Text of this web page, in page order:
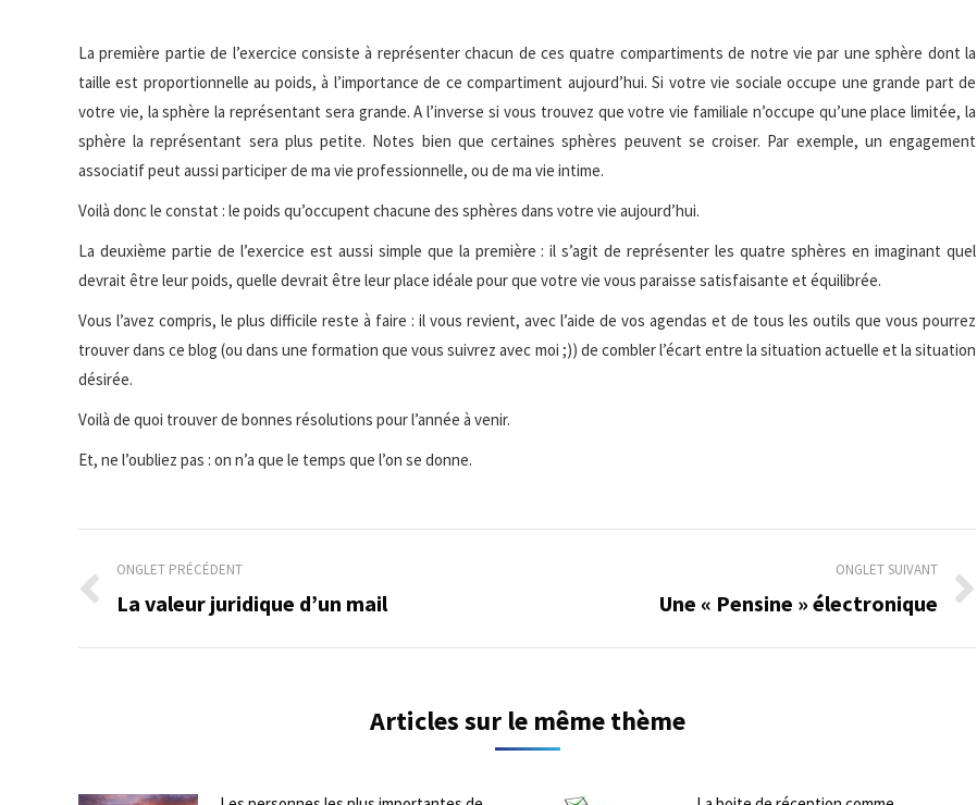
La première partie de l’exercice consiste à représenter chacun de ces quatre compartiments de notre vie par une sphère dont la
taille est proportionnelle au poids, à l’importance de ce compartiment aujourd’hui. Si votre vie sociale occupe une grande part de
votre vie, la sphère la représentant sera grande. A l’inverse si vous trouvez que votre vie familiale n’occupe qu’une place limitée, la
sphère la représentant sera plus petite. Notes bien que certaines sphères peuvent se croiser. Par exemple, un engagement
associatif peut aussi participer de ma vie professionnelle, ou de ma vie intime.
Voilà donc le constat : le poids qu’occupent chacune des sphères dans votre vie aujourd’hui.
La deuxième partie de l’exercice est aussi simple que la première : il s’agit de représenter les quatre sphères en imaginant quel
devrait être leur poids, quelle devrait être leur place idéale pour que votre vie vous paraisse satisfaisante et équilibrée.
Vous l’avez compris, le plus difficile reste à faire : il vous revient, avec l’aide de vos agendas et de tous les outils que vous pourrez
trouver dans ce blog (ou dans une formation que vous suivrez avec moi ;)) de combler l’écart entre la situation actuelle et la situation
désirée.
Voilà de quoi trouver de bonnes résolutions pour l’année à venir.
Et, ne l’oubliez pas : on n’a que le temps que l’on se donne.
Navigation
de
commentaire
ONGLET PRÉCÉDENT
Onglet
La valeur juridique d’un mail
ONGLET SUIVANT
Une « Pensine » électronique
Articles sur le même thème